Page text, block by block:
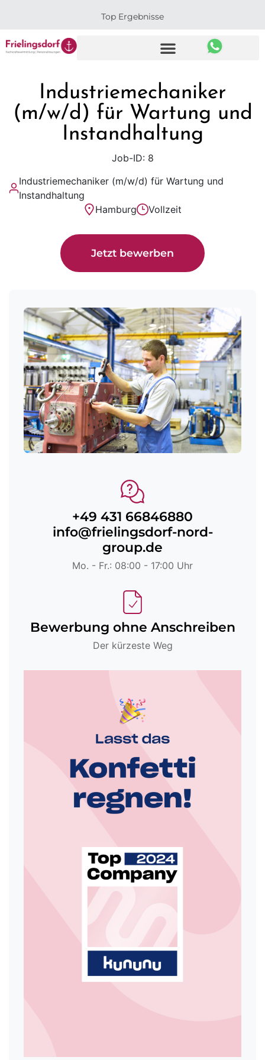
Top Ergebnisse
Industriemechaniker
(m/w/d) für Wartung und
Instandhaltung
Job-ID: 8
Industriemechaniker (m/w/d) für Wartung und
Instandhaltung
Hamburg
Vollzeit
Jetzt bewerben
+49 431 66846880
info@frielingsdorf-nord-
group.de
Mo. - Fr.: 08:00 - 17:00 Uhr
Bewerbung ohne Anschreiben
Der kürzeste Weg